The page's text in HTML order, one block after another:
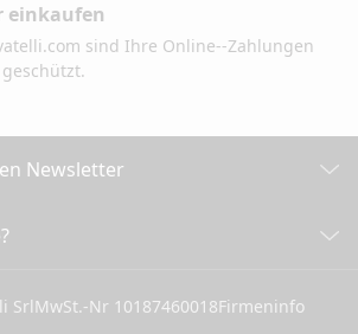
einkaufen
sind Ihre Online--Zahlungen
Newsletter
SrlMwSt.-Nr 10187460018Firmeninfo